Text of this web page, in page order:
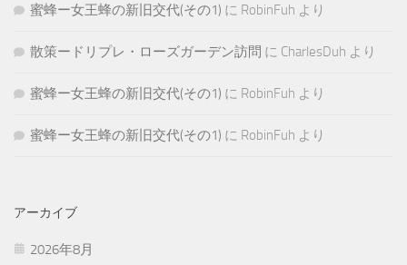
蜜蜂ー女王蜂の新旧交代(その1) に RobinFuh より
散策ードリプレ・ローズガーデン訪問 に CharlesDuh より
蜜蜂ー女王蜂の新旧交代(その1) に RobinFuh より
蜜蜂ー女王蜂の新旧交代(その1) に RobinFuh より
アーカイブ
2026年8月